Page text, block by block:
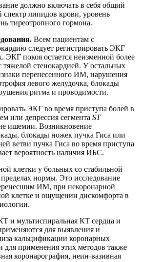
должно включать в себя общий
липидов крови, уровень
тиреотропного гормона.
Всем пациентам с
следует регистрировать ЭКГ
ЭКГ покоя остается неизменной более
стенокардией. У остальных
перенесенного ИМ, нарушения
левого желудочка, блокады
ритма и проводимости.
ЭКГ во время приступа болей в
или депрессия сегмента ST
ишемии. Возникновение
блокады ножек пучка Гиса или
ветви пучка Гиса во время приступа
вероятность наличия ИБС.
клетки у больных со стабильной
пределах нормы. Это исследование
ИМ, при некоронарной
клетке и ощущении дискомфорта в
и мультиспиральная КТ сердца и
для выявления и
кальцификации коронарных
для применения этих методов также
коронарография, неин-вазивная